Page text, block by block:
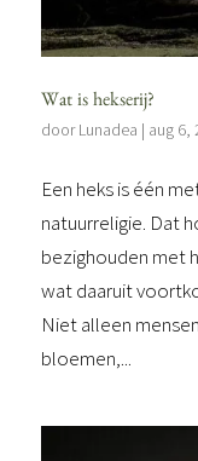
Wat is hekserij?
doorLunadea | aug 6,
Een heks is één
natuurreligie. Dat
bezighouden met
wat daaruit
Niet alleen
bloemen,...